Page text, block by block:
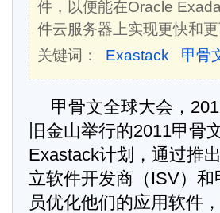
件，以便能在Oracle
件云服务器上实现更快和更
关键词：
Exastack 甲骨
甲骨文全球大会，
旧金山举行的2011甲骨
Exastack计划，通过推
立软件开发商（ISV）
员优化他们的应用软件